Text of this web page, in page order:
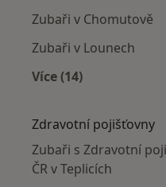
Zubaři v Chomutově
Zubaři v Lounech
Více (14)
Zdravotní pojišťovny
Zubaři s Zdravotní
ČR v Teplicích